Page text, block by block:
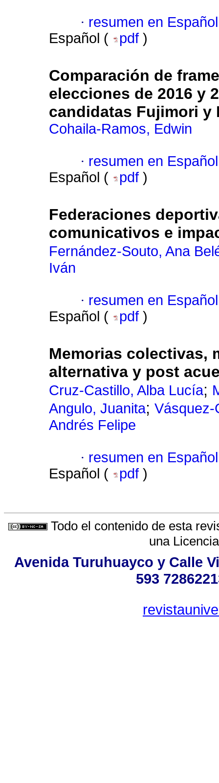
· resumen en Español
Español (
pdf )
Comparación de
elecciones de 2016 y
candidatas Fujimori y
Cohaila-Ramos, Edwin
· resumen en Español
Español (
pdf )
Federaciones
comunicativos e
Fernández-Souto, Ana
Iván
· resumen en Español
Español (
pdf )
Memorias colectivas,
alternativa y post
Cruz-Castillo, Alba Lucía;
Angulo, Juanita; Vásquez-
Andrés Felipe
· resumen en Español
Español (
pdf )
Todo el contenido de esta
una
Avenida Turuhuayco y Calle
593